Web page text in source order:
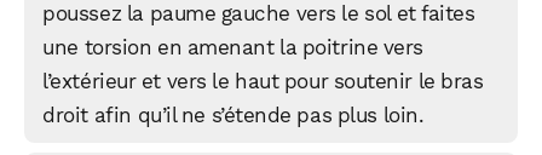
poussez la paume gauche vers le sol et faites
une torsion en amenant la poitrine vers
l’extérieur et vers le haut pour soutenir le bras
droit afin qu’il ne s’étende pas plus loin.